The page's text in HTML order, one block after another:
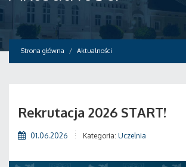
Strona główna Aktualności
Rekrutacja 2026 START!
01.06.2026 Kategoria: Uczelnia